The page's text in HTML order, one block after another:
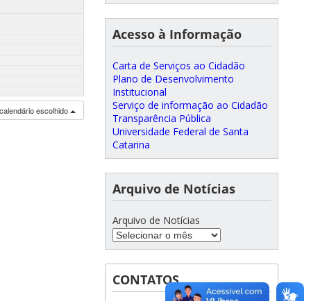
escolhido
Acesso à Informação
Carta de Serviços ao Cidadão
Plano de Desenvolvimento
Institucional
Serviço de informação ao Cidadão
Transparência Pública
Universidade Federal de Santa
Catarina
Arquivo de Notícias
Arquivo de Notícias
CONTATOS